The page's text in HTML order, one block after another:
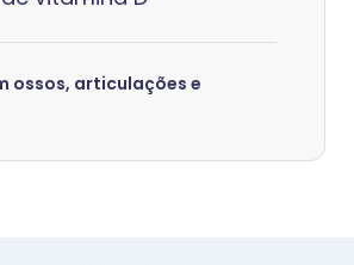
ossos, articulações e